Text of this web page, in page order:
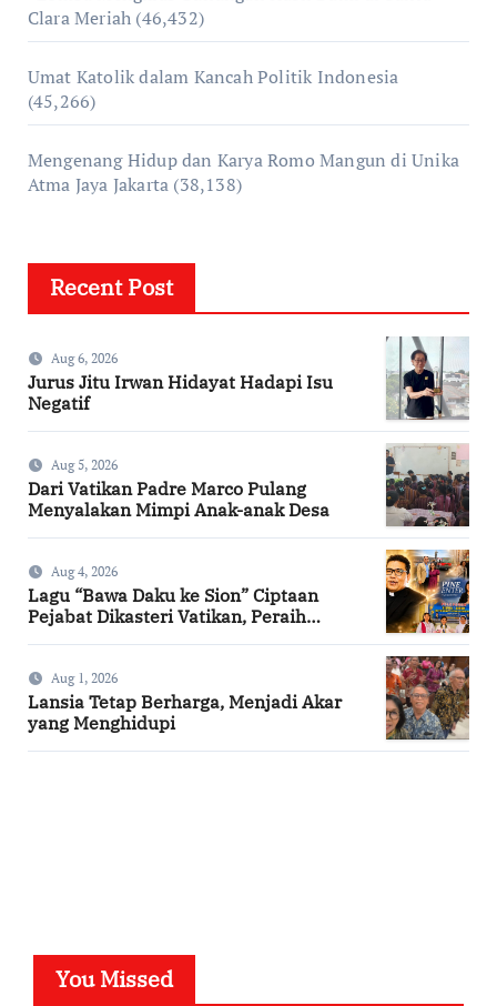
Clara Meriah (46,432)
Umat Katolik dalam Kancah Politik Indonesia
(45,266)
Mengenang Hidup dan Karya Romo Mangun di Unika
Atma Jaya Jakarta (38,138)
Recent Post
Aug 6, 2026
Jurus Jitu Irwan Hidayat Hadapi Isu
Negatif
Aug 5, 2026
Dari Vatikan Padre Marco Pulang
Menyalakan Mimpi Anak-anak Desa
Aug 4, 2026
Lagu “Bawa Daku ke Sion” Ciptaan
Pejabat Dikasteri Vatikan, Peraih
Aug 1, 2026
Lansia Tetap Berharga, Menjadi Akar
yang Menghidupi
You Missed